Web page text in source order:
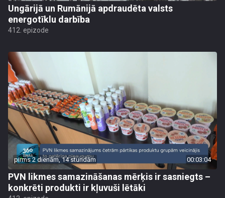
Ungārijā un Rumānijā apdraudēta valsts
energotīklu darbība
412. epizode
pirms 2 dienām, 14 stundām 00:03:04
PVN likmes samazināšanas mērķis ir sasniegts –
konkrēti produkti ir kļuvuši lētāki